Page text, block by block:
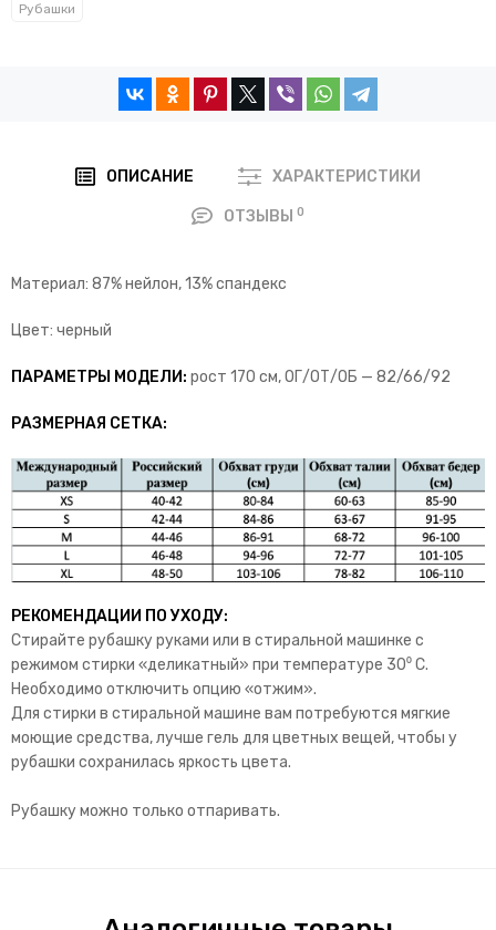
Рубашки
ОПИСАНИЕ ХАРАКТЕРИСТИКИ
ОТЗЫВЫ 0
Материал: 87% нейлон, 13% спандекс
Цвет: черный
ПАРАМЕТРЫ МОДЕЛИ: рост 170 см, ОГ/ОТ/ОБ — 82/66/92
РАЗМЕРНАЯ СЕТКА:
РЕКОМЕНДАЦИИ ПО УХОДУ:
Стирайте рубашку руками или в стиральной машинке с
режимом стирки «деликатный» при температуре 30⁰ С.
Необходимо отключить опцию «отжим».
Для стирки в стиральной машине вам потребуются мягкие
моющие средства, лучше гель для цветных вещей, чтобы у
рубашки сохранилась яркость цвета.
Рубашку можно только отпаривать.